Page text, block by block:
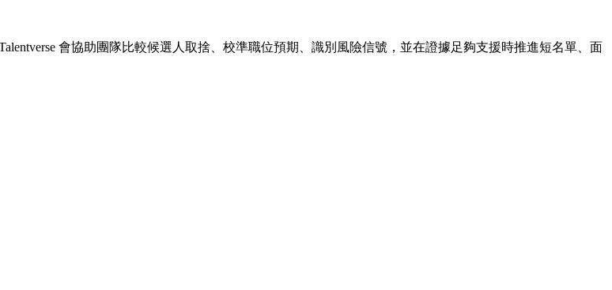
會協助團隊比較候選人取捨、校準職位預期、識別風險信號，並在證據足夠支援時推進短名單、面